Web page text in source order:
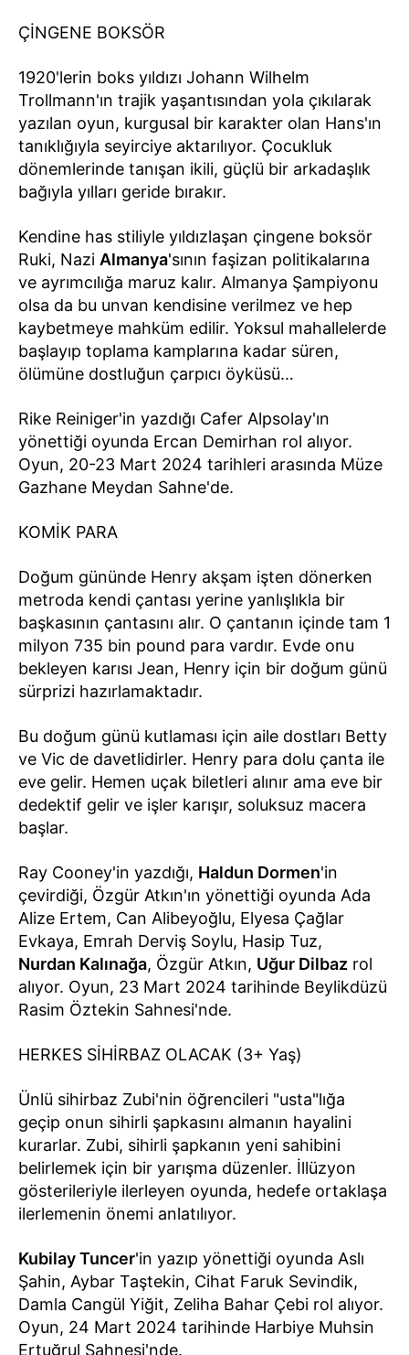
ÇİNGENE BOKSÖR
1920'lerin boks yıldızı Johann Wilhelm
Trollmann'ın trajik yaşantısından yola çıkılarak
yazılan oyun, kurgusal bir karakter olan Hans'ın
tanıklığıyla seyirciye aktarılıyor. Çocukluk
dönemlerinde tanışan ikili, güçlü bir arkadaşlık
bağıyla yılları geride bırakır.
Kendine has stiliyle yıldızlaşan çingene boksör
Ruki, Nazi Almanya'sının faşizan politikalarına
ve ayrımcılığa maruz kalır. Almanya Şampiyonu
olsa da bu unvan kendisine verilmez ve hep
kaybetmeye mahküm edilir. Yoksul mahallelerde
başlayıp toplama kamplarına kadar süren,
ölümüne dostluğun çarpıcı öyküsü…
Rike Reiniger'in yazdığı Cafer Alpsolay'ın
yönettiği oyunda Ercan Demirhan rol alıyor.
Oyun, 20-23 Mart 2024 tarihleri arasında Müze
Gazhane Meydan Sahne'de.
KOMİK PARA
Doğum gününde Henry akşam işten dönerken
metroda kendi çantası yerine yanlışlıkla bir
başkasının çantasını alır. O çantanın içinde tam 1
milyon 735 bin pound para vardır. Evde onu
bekleyen karısı Jean, Henry için bir doğum günü
sürprizi hazırlamaktadır.
Bu doğum günü kutlaması için aile dostları Betty
ve Vic de davetlidirler. Henry para dolu çanta ile
eve gelir. Hemen uçak biletleri alınır ama eve bir
dedektif gelir ve işler karışır, soluksuz macera
başlar.
Ray Cooney'in yazdığı, Haldun Dormen'in
çevirdiği, Özgür Atkın'ın yönettiği oyunda Ada
Alize Ertem, Can Alibeyoğlu, Elyesa Çağlar
Evkaya, Emrah Derviş Soylu, Hasip Tuz,
Nurdan Kalınağa, Özgür Atkın, Uğur Dilbaz rol
alıyor. Oyun, 23 Mart 2024 tarihinde Beylikdüzü
Rasim Öztekin Sahnesi'nde.
HERKES SİHİRBAZ OLACAK (3+ Yaş)
Ünlü sihirbaz Zubi'nin öğrencileri "usta"lığa
geçip onun sihirli şapkasını almanın hayalini
kurarlar. Zubi, sihirli şapkanın yeni sahibini
belirlemek için bir yarışma düzenler. İllüzyon
gösterileriyle ilerleyen oyunda, hedefe ortaklaşa
ilerlemenin önemi anlatılıyor.
Kubilay Tuncer'in yazıp yönettiği oyunda Aslı
Şahin, Aybar Taştekin, Cihat Faruk Sevindik,
Damla Cangül Yiğit, Zeliha Bahar Çebi rol alıyor.
Oyun, 24 Mart 2024 tarihinde Harbiye Muhsin
Ertuğrul Sahnesi'nde.